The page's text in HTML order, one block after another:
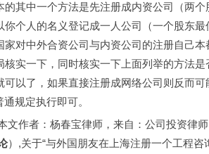
的其中一个方法是先注册成内资公司（两
你个人的名义登记成一人公司（一个股东
家对中外合资公司与内资公司的注册自己
核实一下，同时核实一下上面列举的方法
可以了，如果直接注册成网络公司则反而
通规定执行即可。
文作者：杨春宝律师，来自：公司投资律
）,关于“与外国朋友在上海注册一个工程